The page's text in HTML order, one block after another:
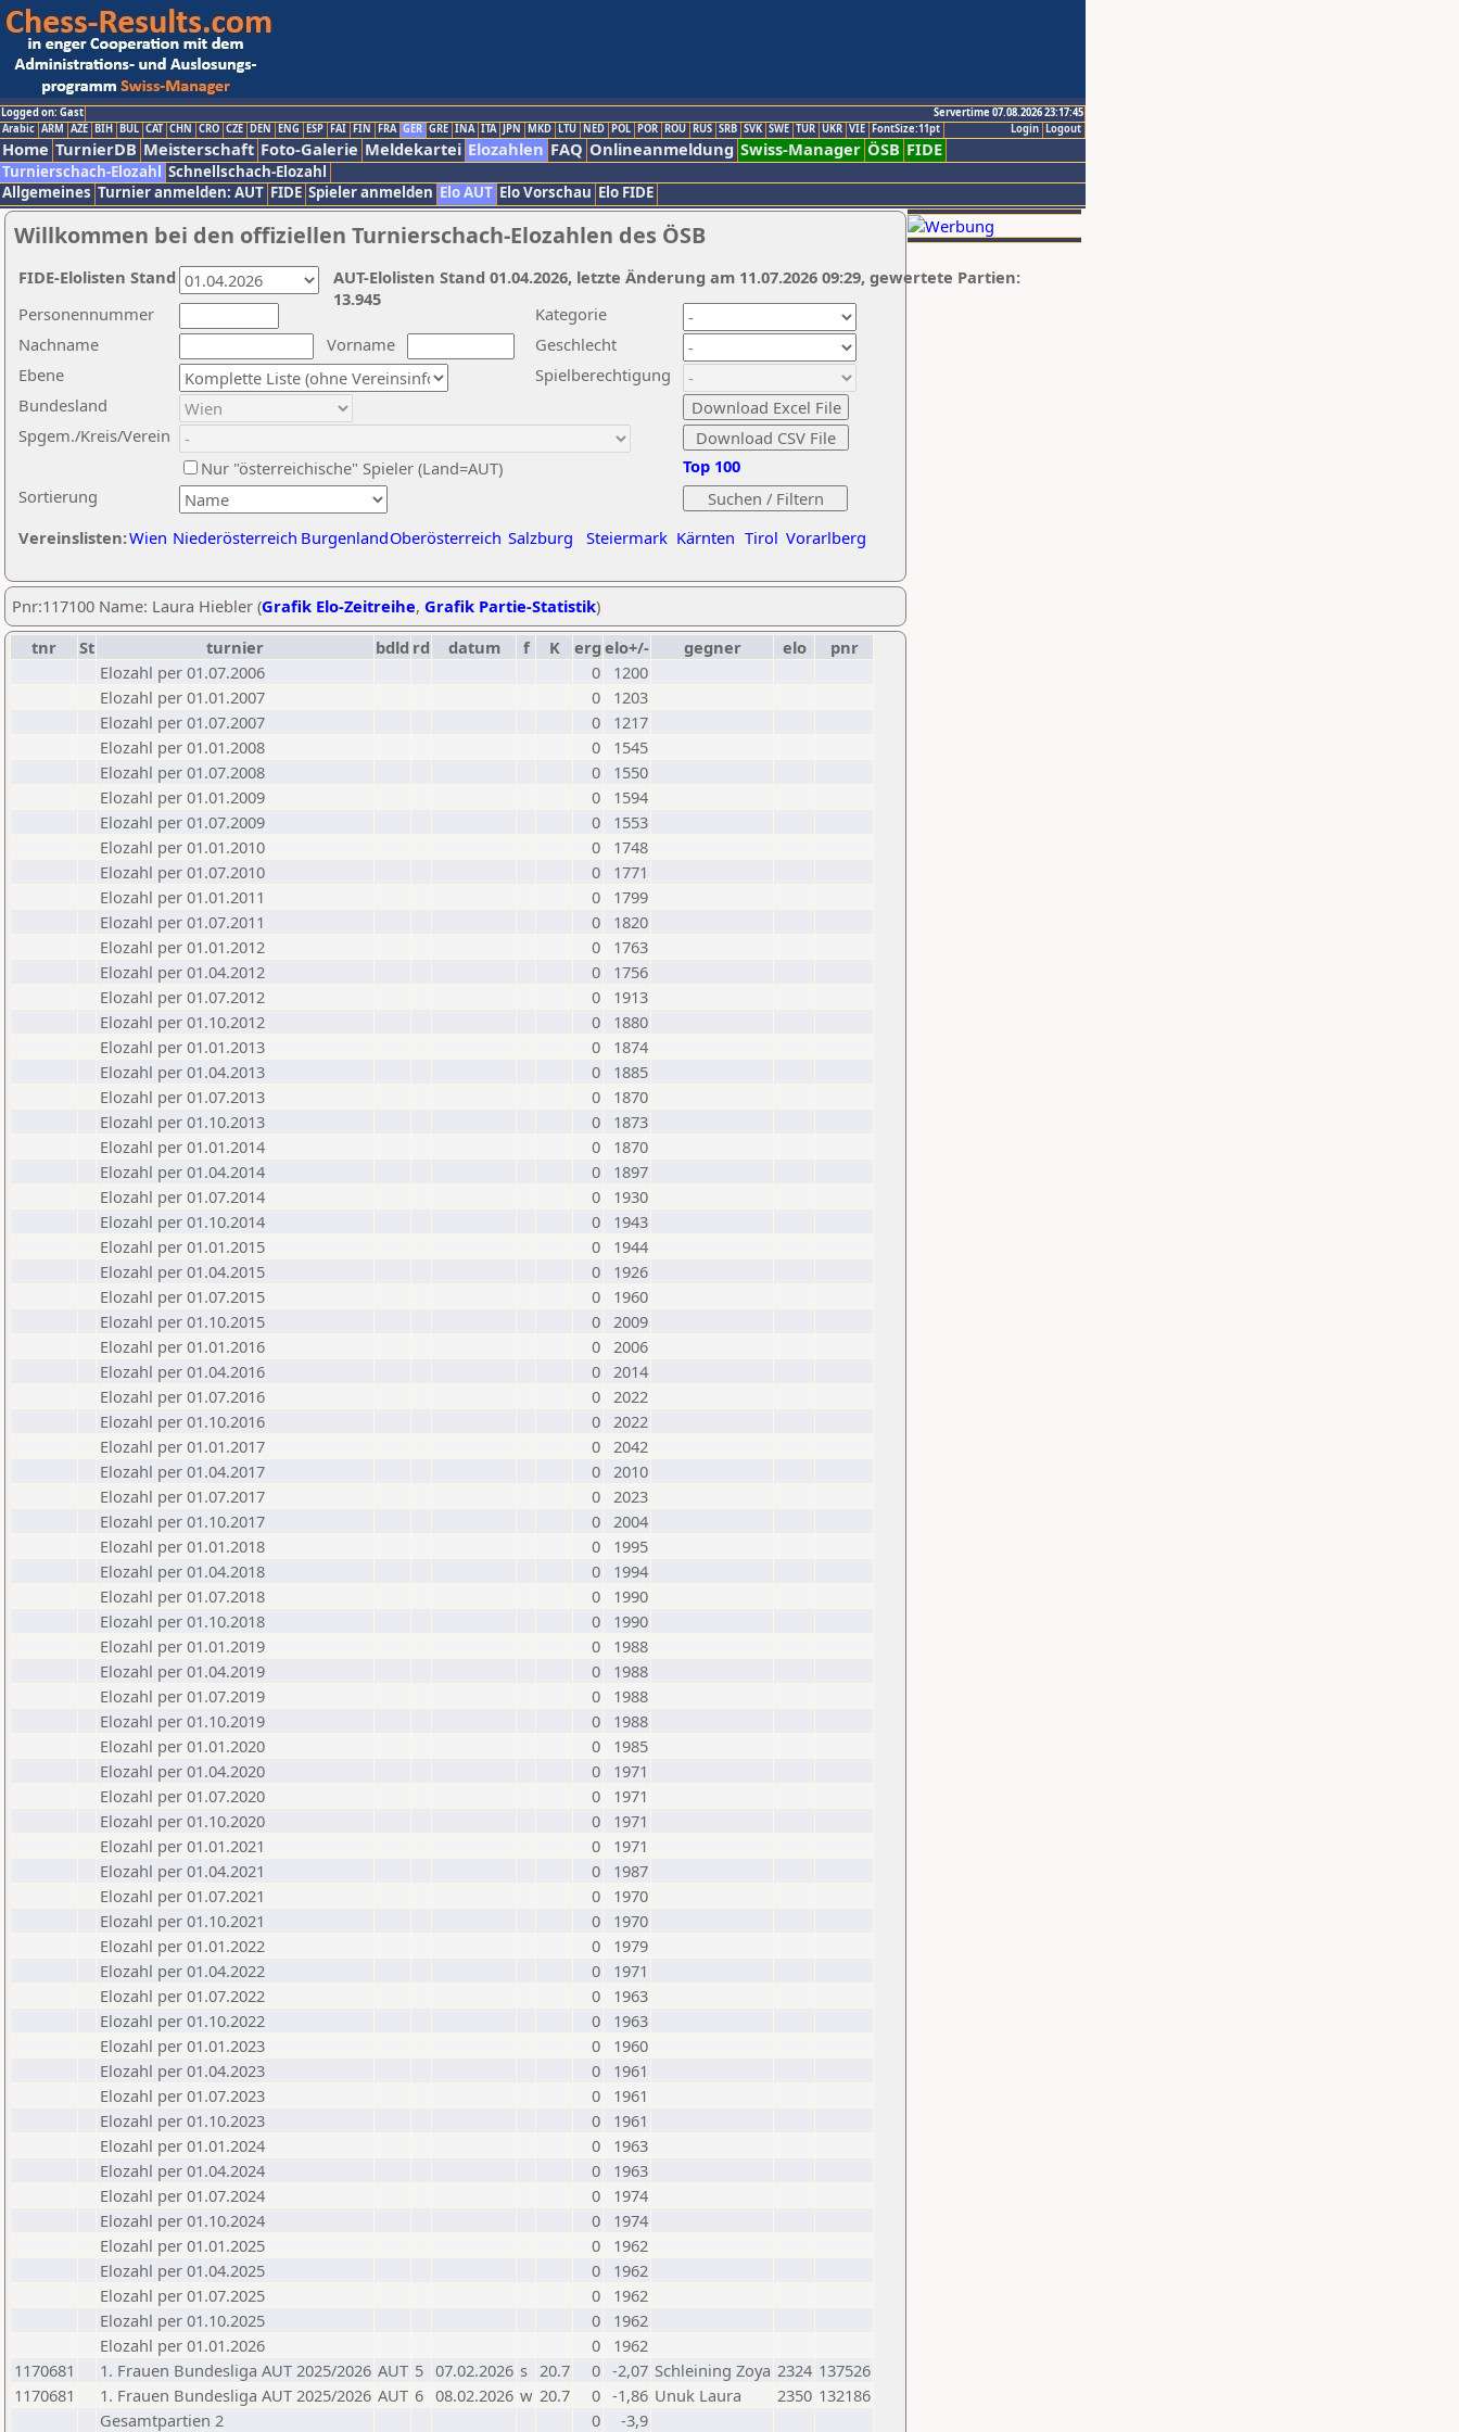
Logged on: Gast
Servertime 07.08.2026 23:17:45
Logout
Login
Arabic ARM AZE BIH BUL CAT CHN CRO CZE DEN ENG ESP FAI FIN FRA GER GRE INA ITA JPN MKD LTU NED POL POR ROU RUS SRB SVK SWE TUR UKR VIE FontSize:11pt
Home TurnierDB Meisterschaft Foto-Galerie Meldekartei Elozahlen FAQ Onlineanmeldung Swiss-Manager ÖSB FIDE
Turnierschach-Elozahl Schnellschach-Elozahl
Allgemeines Turnier anmelden: AUT FIDE Spieler anmelden Elo AUT Elo Vorschau Elo FIDE
Willkommen bei den offiziellen Turnierschach-Elozahlen des ÖSB
Nachname
Vorname
Ebene
Kategorie
Sortierung
Personennummer
Bundesland
Spgem./Kreis/Verein
Geschlecht
Nur "österreichische" Spieler (Land=AUT)
Spielberechtigung
Vereinslisten:Wien Niederösterreich BurgenlandOberösterreich Salzburg Steiermark Kärnten Tirol Vorarlberg
Top 100
AUT-Elolisten Stand 01.04.2026, letzte Änderung am 11.07.2026 09:29, gewertete Partien:
13.945
FIDE-Elolisten Stand
Pnr:117100 Name: Laura Hiebler (Grafik Elo-Zeitreihe, Grafik Partie-Statistik)
tnr
St turnier bdld rd datum f K erg elo+/- gegner elo
pnr
Elozahl per 01.07.2006
0
1200
Elozahl per 01.01.2007
0
1203
Elozahl per 01.07.2007
0
1217
Elozahl per 01.01.2008
0
1545
Elozahl per 01.07.2008
0
1550
Elozahl per 01.01.2009
0
1594
Elozahl per 01.07.2009
0
1553
Elozahl per 01.01.2010
0
1748
Elozahl per 01.07.2010
0
1771
Elozahl per 01.01.2011
0
1799
Elozahl per 01.07.2011
0
1820
Elozahl per 01.01.2012
0
1763
Elozahl per 01.04.2012
0
1756
Elozahl per 01.07.2012
0
1913
Elozahl per 01.10.2012
0
1880
Elozahl per 01.01.2013
0
1874
Elozahl per 01.04.2013
0
1885
Elozahl per 01.07.2013
0
1870
Elozahl per 01.10.2013
0
1873
Elozahl per 01.01.2014
0
1870
Elozahl per 01.04.2014
0
1897
Elozahl per 01.07.2014
0
1930
Elozahl per 01.10.2014
0
1943
Elozahl per 01.01.2015
0
1944
Elozahl per 01.04.2015
0
1926
Elozahl per 01.07.2015
0
1960
Elozahl per 01.10.2015
0 2009
Elozahl per 01.01.2016
0 2006
Elozahl per 01.04.2016
0 2014
Elozahl per 01.07.2016
0 2022
Elozahl per 01.10.2016
0 2022
Elozahl per 01.01.2017
0 2042
Elozahl per 01.04.2017
0 2010
Elozahl per 01.07.2017
0 2023
Elozahl per 01.10.2017
0 2004
Elozahl per 01.01.2018
0
1995
Elozahl per 01.04.2018
0
1994
Elozahl per 01.07.2018
0
1990
Elozahl per 01.10.2018
0
1990
Elozahl per 01.01.2019
0
1988
Elozahl per 01.04.2019
0
1988
Elozahl per 01.07.2019
0
1988
Elozahl per 01.10.2019
0
1988
Elozahl per 01.01.2020
0
1985
Elozahl per 01.04.2020
0
1971
Elozahl per 01.07.2020
0
1971
Elozahl per 01.10.2020
0
1971
Elozahl per 01.01.2021
0
1971
Elozahl per 01.04.2021
0
1987
Elozahl per 01.07.2021
0
1970
Elozahl per 01.10.2021
0
1970
Elozahl per 01.01.2022
0
1979
Elozahl per 01.04.2022
0
1971
Elozahl per 01.07.2022
0
1963
Elozahl per 01.10.2022
0
1963
Elozahl per 01.01.2023
0
1960
Elozahl per 01.04.2023
0
1961
Elozahl per 01.07.2023
0
1961
Elozahl per 01.10.2023
0
1961
Elozahl per 01.01.2024
0
1963
Elozahl per 01.04.2024
0
1963
Elozahl per 01.07.2024
0
1974
Elozahl per 01.10.2024
0
1974
Elozahl per 01.01.2025
0
1962
Elozahl per 01.04.2025
0
1962
Elozahl per 01.07.2025
0
1962
Elozahl per 01.10.2025
0
1962
Elozahl per 01.01.2026
0
1962
1170681
1. Frauen Bundesliga AUT 2025/2026 AUT 5 07.02.2026 s 20.7 0 -2,07 Schleining Zoya 2324 137526
1170681
1. Frauen Bundesliga AUT 2025/2026 AUT 6 08.02.2026 w 20.7 0 -1,86 Unuk Laura 2350 132186
Gesamtpartien 2
0 -3,9